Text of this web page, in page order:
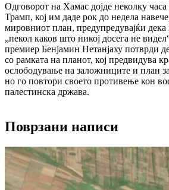
Одговорот на Хамас дојде неколку
Трамп, кој им даде рок до недела
мировниот план, предупредувајќи
„пекол каков што никој досега не
премиер Бенјамин Нетанјаху потврди
со рамката на планот, кој предвидува
ослободување на заложниците и план
но го повтори своето противење кон
палестинска држава.
Поврзани написи